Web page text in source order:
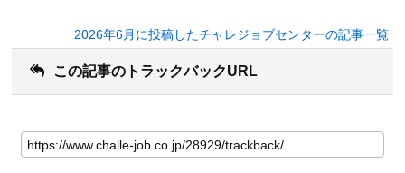
2026年6月に投稿したチャレジョブセンターの記事一覧
この記事のトラックバックURL
の
記